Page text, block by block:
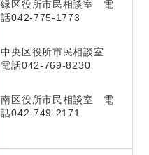
緑区役所市民相談室 電
話042-775-1773
中央区役所市民相談室
電話042-769-8230
南区役所市民相談室 電
話042-749-2171